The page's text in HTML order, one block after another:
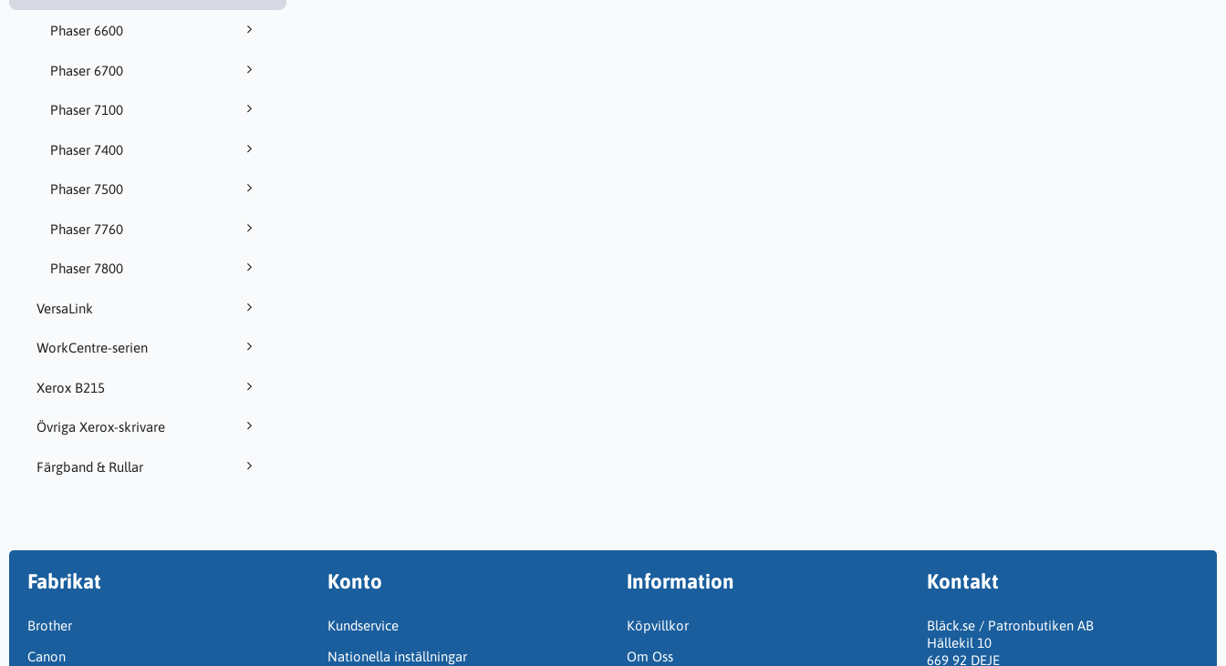
Phaser 6600
Phaser 6700
Phaser 7100
Phaser 7400
Phaser 7500
Phaser 7760
Phaser 7800
VersaLink
WorkCentre-serien
Xerox B215
Övriga Xerox-skrivare
Färgband & Rullar
Fabrikat
Brother
Canon
Konto
Kundservice
Nationella inställningar
Information
Köpvillkor
Om Oss
Kontakt
Bläck.se / Patronbutiken AB
Hällekil 10
669 92 DEJE